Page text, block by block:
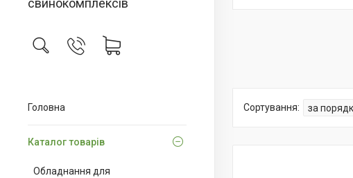
свинокомплексів
Головна
Каталог товарів
Обладнання для